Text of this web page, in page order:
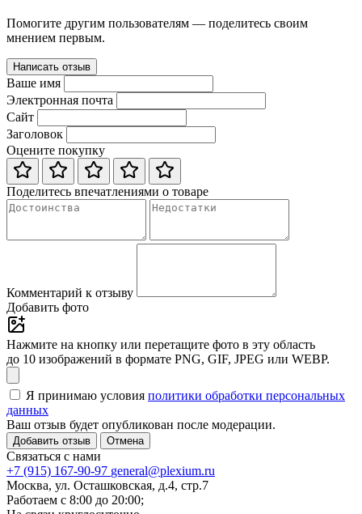
Помогите другим пользователям — поделитесь своим
мнением первым.
Написать отзыв
Ваше имя
Электронная почта
Сайт
Заголовок
Оцените покупку
Поделитесь впечатлениями о товаре
Комментарий к отзыву
Добавить фото
Нажмите на кнопку или перетащите фото в эту область
до 10 изображений в формате PNG, GIF, JPEG или WEBP.
Я принимаю условия политики обработки персональных
данных
Ваш отзыв будет опубликован после модерации.
Добавить отзыв Отмена
Связаться с нами
+7 (915) 167-90-97 general@plexium.ru
Москва, ул. Осташковская, д.4, стр.7
Работаем с 8:00 до 20:00;